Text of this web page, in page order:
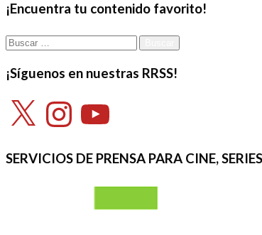
¡Encuentra tu contenido favorito!
Buscar:
¡Síguenos en nuestras RRSS!
X InstagramYouTube
SERVICIOS DE PRENSA PARA CINE,